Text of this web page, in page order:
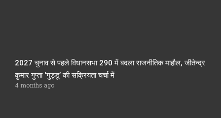
2027 चुनाव से पहले विधानसभा 290 में बदला राजनीतिक माहौल, जीतेन्द्र
कुमार गुप्ता ‘गुड्डू’ की सक्रियता चर्चा में
4 months ago